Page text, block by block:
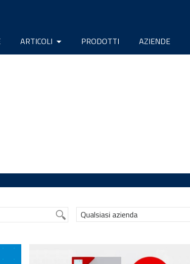
ARTICOLI PRODOTTI AZIENDE
Qualsiasi azienda